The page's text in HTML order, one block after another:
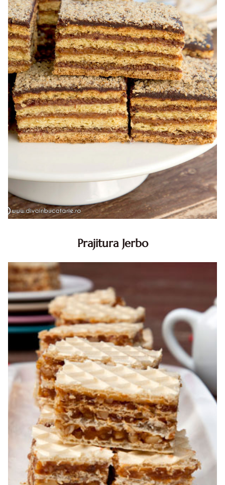
Prajitura Jerbo
prajitura Jerbo. Prajitura Greta Garbo. Reteta prajitura cu
foi si gem cu nuca. Zserbo. Prăjitura Jerbo